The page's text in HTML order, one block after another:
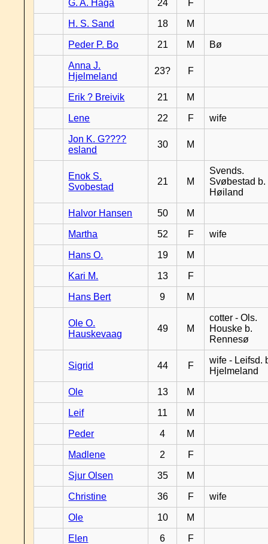
G. A. Haga 24 F
H. S. Sand 18 M
Peder P. Bo 21 M Bø
Anna J.
Hjelmeland
23? F
Erik ? Breivik 21 M
Lene 22 F wife
Jon K. G????
esland
30 M
Enok S.
Svobestad
21 M
Svends.
Svøbestad b.
Høiland
Halvor Hansen 50 M
Martha 52 F wife
Hans O. 19 M
Kari M. 13 F
Hans Bert 9 M
Ole O.
Hauskevaag
49 M
cotter - Ols.
Houske b.
Rennesø
Sigrid 44 F
wife - Leifsd.
Hjelmeland
Ole 13 M
Leif 11 M
Peder 4 M
Madlene 2 F
Sjur Olsen 35 M
Christine 36 F wife
Ole 10 M
Elen 6 F